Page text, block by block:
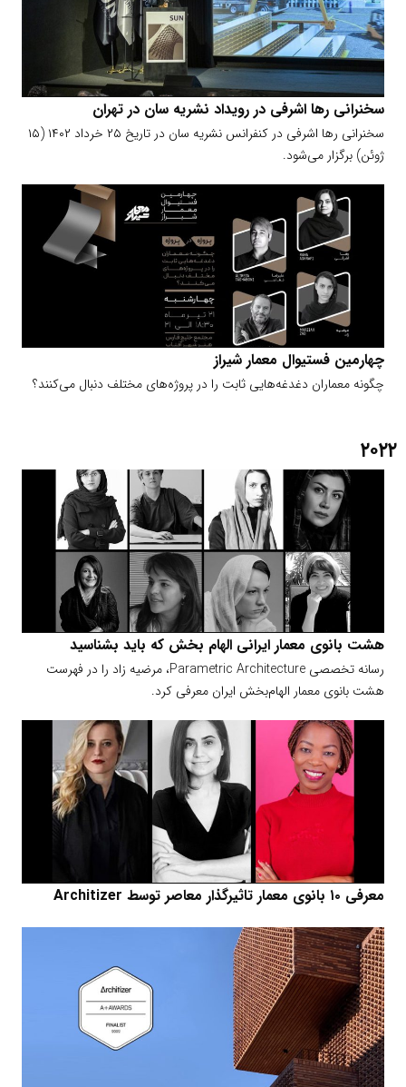
سخنرانی رها اشرفی در رویداد نشریه سان در تهران
سخنرانی رها اشرفی در کنفرانس نشریه سان در تاریخ ۲۵ خرداد ۱۴۰۲ (۱۵
ژوئن) برگزار می‌شود.
چهارمین فستیوال معمار شیراز
چگونه معماران دغدغه‌هایی ثابت را در پروژه‌های مختلف دنبال می‌کنند؟
۲۰۲۲
هشت بانوی معمار ایرانی الهام بخش که باید بشناسید
رسانه تخصصی Parametric Architecture، مرضیه زاد را در فهرست
هشت بانوی معمار الهام‌بخش ایران معرفی کرد.
معرفی ۱۰ بانوی معمار تاثیرگذار معاصر توسط Architizer